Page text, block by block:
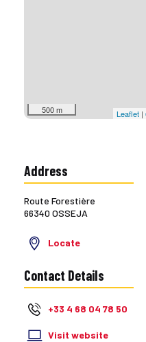
500 m Leaflet |
Address
Route Forestière
66340 OSSEJA
Locate
Contact Details
+33 4 68 04 78 50
Visit website